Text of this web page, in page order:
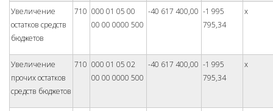
Увеличение
остатков средств
бюджетов
710 000 01 05 00
00 00 0000 500
-40 617 400,00 -1 995
795,34
x
Увеличение
прочих остатков
средств бюджетов
710 000 01 05 02
00 00 0000 500
-40 617 400,00 -1 995
795,34
x